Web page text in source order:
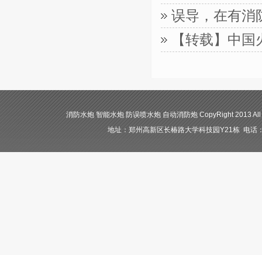
误导，在有消
【转载】中
消防水炮 智能水炮 防误喷水炮 自动消防炮 CopyRight 2013
地址：郑州高新区长椿路大学科技园Y21栋 电